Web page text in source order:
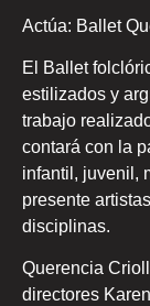
Actúa: Ballet
El Ballet
estilizados y
trabajo
contará con la
infantil, juvenil,
presente
disciplinas.
Querencia
directores